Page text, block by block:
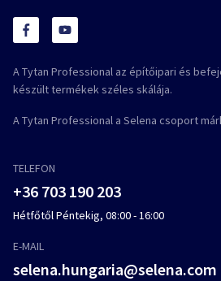
A Tytan Professional az építőipari és
készült termékek széles skálája.
A Tytan Professional a Selena csoport
TELEFON
+36 703 190 203
Hétfőtől Péntekig, 08:00 - 16:00
E-MAIL
selena.hungaria@selena.com